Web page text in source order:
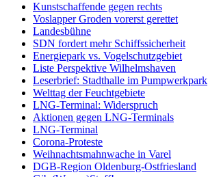
Kunstschaffende gegen rechts
Voslapper Groden vorerst gerettet
Landesbühne
SDN fordert mehr Schiffssicherheit
Energiepark vs. Vogelschutzgebiet
Liste Perspektive Wilhelmshaven
Leserbrief: Stadthalle im Pumpwerkpark
Welttag der Feuchtgebiete
LNG-Terminal: Widerspruch
Aktionen gegen LNG-Terminals
LNG-Terminal
Corona-Proteste
Weihnachtsmahnwache in Varel
DGB-Region Oldenburg-Ostfriesland